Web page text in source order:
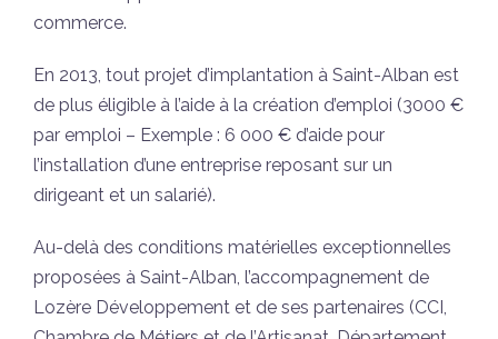
commerce.
En 2013, tout projet d’implantation à Saint-Alban est
de plus éligible à l’aide à la création d’emploi (3000 €
par emploi – Exemple : 6 000 € d’aide pour
l’installation d’une entreprise reposant sur un
dirigeant et un salarié).
Au-delà des conditions matérielles exceptionnelles
proposées à Saint-Alban, l’accompagnement de
Lozère Développement et de ses partenaires (CCI,